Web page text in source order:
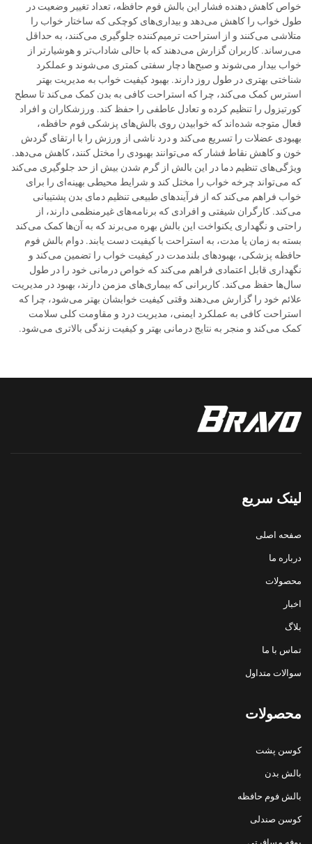
خواص کاهش دهنده فشار این بالش فوم حافظه، تعداد تغییر وضعیت در
طول خواب را کاهش می‌دهد و بیداری‌های کوچکی که ساختار خواب را
متلاشی می‌کنند و از استراحت ترمیم‌کننده جلوگیری می‌کنند، به حداقل
می‌رساند. کاربران گزارش می‌دهند که با حالی شاداب‌تر و هوشیارتر از
خواب بیدار می‌شوند و صبح‌ها دچار سفتی کمتری می‌شوند و عملکرد
شناختی بهتری در طول روز دارند. بهبود کیفیت خواب به مدیریت بهتر
استرس کمک می‌کند، چرا که استراحت کافی به بدن کمک می‌کند تا سطح
کورتیزول را تنظیم کرده و تعادل عاطفی را حفظ کند. ورزشکاران و افراد
فعال متوجه شده‌اند که خوابیدن روی بالش‌های پزشکی فوم حافظه،
بهبودی عضلات را تسریع می‌کند و درد ناشی از ورزش را با ارتقای گردش
خون و کاهش نقاط فشار که می‌توانند بهبودی را مختل کنند، کاهش می‌دهد.
ویژگی‌های تنظیم دما در این بالش از گرم شدن بیش از حد جلوگیری می‌کند
که می‌تواند چرخه خواب را مختل کند و شرایط محیطی بهینه‌ای را برای
خواب فراهم می‌کند که از فرآیندهای طبیعی تنظیم دمای بدن پشتیبانی
می‌کند. کارگران شیفتی و افرادی که برنامه‌های غیرمنظمی دارند، از
راحتی و نگهداری یکنواخت این بالش بهره می‌برند که به آن‌ها کمک می‌کند
بسته به زمان یا مدت، به استراحت با کیفیت دست یابند. دوام بالش فوم
حافظه پزشکی، بهبودهای بلندمدت در کیفیت خواب را تضمین می‌کند و
نگهداری قابل اعتمادی فراهم می‌کند که خواص درمانی خود را در طول
سال‌ها حفظ می‌کند. کاربرانی که بیماری‌های مزمن دارند، بهبود در مدیریت
علائم خود را گزارش می‌دهند وقتی کیفیت خوابشان بهتر می‌شود، چرا که
استراحت کافی به عملکرد ایمنی، مدیریت درد و مقاومت کلی سلامت
کمک می‌کند و منجر به نتایج درمانی بهتر و کیفیت زندگی بالاتری می‌شود.
لینک سریع
صفحه اصلی
درباره ما
محصولات
اخبار
بلاگ
تماس با ما
سوالات متداول
محصولات
کوسن پشت
بالش بدن
بالش فوم حافظه
کوسن صندلی